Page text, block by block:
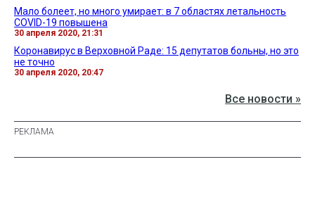
Мало болеет, но много умирает: в 7 областях летальность
COVID-19 повышена
30 апреля 2020, 21:31
Коронавирус в Верховной Раде: 15 депутатов больны, но это
не точно
30 апреля 2020, 20:47
Все новости »